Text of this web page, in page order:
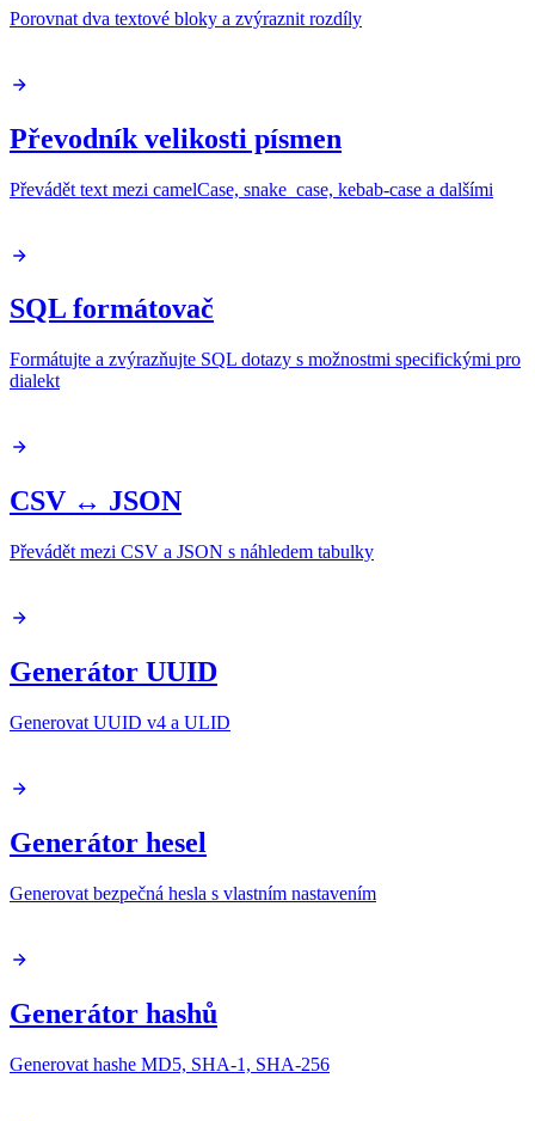
Porovnat dva textové bloky a zvýraznit rozdíly
Převodník velikosti písmen
Převádět text mezi camelCase, snake_case, kebab-case a dalšími
SQL formátovač
Formátujte a zvýrazňujte SQL dotazy s možnostmi specifickými pro
dialekt
CSV ↔ JSON
Převádět mezi CSV a JSON s náhledem tabulky
Generátor UUID
Generovat UUID v4 a ULID
Generátor hesel
Generovat bezpečná hesla s vlastním nastavením
Generátor hashů
Generovat hashe MD5, SHA-1, SHA-256